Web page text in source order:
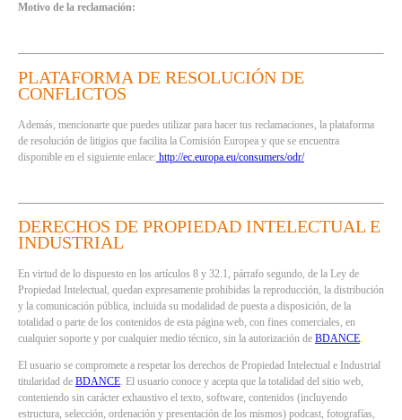
Motivo de la reclamación:
PLATAFORMA DE RESOLUCIÓN DE
CONFLICTOS
Además, mencionarte que puedes utilizar para hacer tus reclamaciones, la plataforma
de resolución de litigios que facilita la Comisión Europea y que se encuentra
disponible en el siguiente enlace: http://ec.europa.eu/consumers/odr/
DERECHOS DE PROPIEDAD INTELECTUAL E
INDUSTRIAL
En virtud de lo dispuesto en los artículos 8 y 32.1, párrafo segundo, de la Ley de
Propiedad Intelectual, quedan expresamente prohibidas la reproducción, la distribución
y la comunicación pública, incluida su modalidad de puesta a disposición, de la
totalidad o parte de los contenidos de esta página web, con fines comerciales, en
cualquier soporte y por cualquier medio técnico, sin la autorización de BDANCE
El usuario se compromete a respetar los derechos de Propiedad Intelectual e Industrial
titularidad de BDANCE . El usuario conoce y acepta que la totalidad del sitio web,
conteniendo sin carácter exhaustivo el texto, software, contenidos (incluyendo
estructura, selección, ordenación y presentación de los mismos) podcast, fotografías,